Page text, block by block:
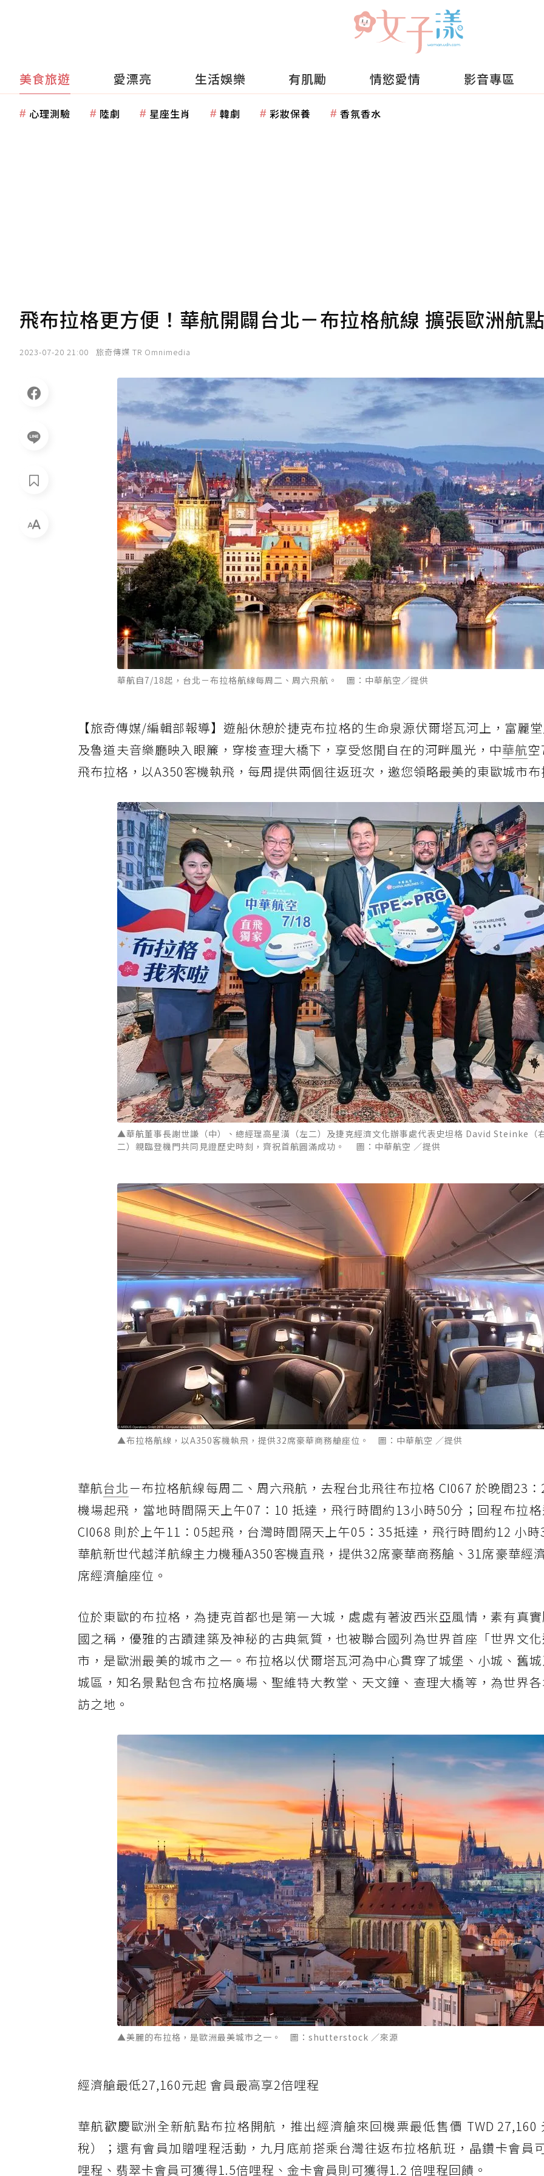
美食旅遊 愛漂亮 生活娛樂 有肌勵 情慾愛情 影音專區
心理測驗 陸劇 星座生肖 韓劇 彩妝保養 香氛香水
飛布拉格更方便！華航開闢台北－布拉格航線 擴張歐洲航
2023-07-20 21:00 旅奇傳媒 TR Omnimedia
華航自7/18起，台北－布拉格航線每周二、周六飛航。 圖：中華航空／提供
【旅奇傳媒/編輯部報導】遊船休憩於捷克布拉格的生命泉源伏爾塔瓦河上，富麗
及魯道夫音樂廳映入眼簾，穿梭查理大橋下，享受悠閒自在的河畔風光，中華航
飛布拉格，以A350客機執飛，每周提供兩個往返班次，邀您領略最美的東歐城市
▲華航董事長謝世謙（中）、總經理高星潢（左二）及捷克經濟文化辦事處代表史坦格 David Steinke（
二）親臨登機門共同見證歷史時刻，齊祝首航圓滿成功。 圖：中華航空 ／提供
▲布拉格航線，以A350客機執飛，提供32席豪華商務艙座位。 圖：中華航空 ／提供
華航台北－布拉格航線每周二、周六飛航，去程台北飛往布拉格 CI067 於晚間23
機場起飛，當地時間隔天上午07：10 抵達，飛行時間約13小時50分；回程布拉
CI068 則於上午11：05起飛，台灣時間隔天上午05：35抵達，飛行時間約12 小
華航新世代越洋航線主力機種A350客機直飛，提供32席豪華商務艙、31席豪華經
席經濟艙座位。
位於東歐的布拉格，為捷克首都也是第一大城，處處有著波西米亞風情，素有真
國之稱，優雅的古蹟建築及神秘的古典氣質，也被聯合國列為世界首座「世界文
市，是歐洲最美的城市之一。布拉格以伏爾塔瓦河為中心貫穿了城堡、小城、舊
城區，知名景點包含布拉格廣場、聖維特大教堂、天文鐘、查理大橋等，為世界
訪之地。
▲美麗的布拉格，是歐洲最美城市之一。 圖：shutterstock ／來源
經濟艙最低27,160元起 會員最高享2倍哩程
華航歡慶歐洲全新航點布拉格開航，推出經濟艙來回機票最低售價 TWD 27,160
稅）；還有會員加贈哩程活動，九月底前搭乘台灣往返布拉格航班，晶鑽卡會員
哩程、翡翠卡會員可獲得1.5倍哩程、金卡會員則可獲得1.2 倍哩程回饋。